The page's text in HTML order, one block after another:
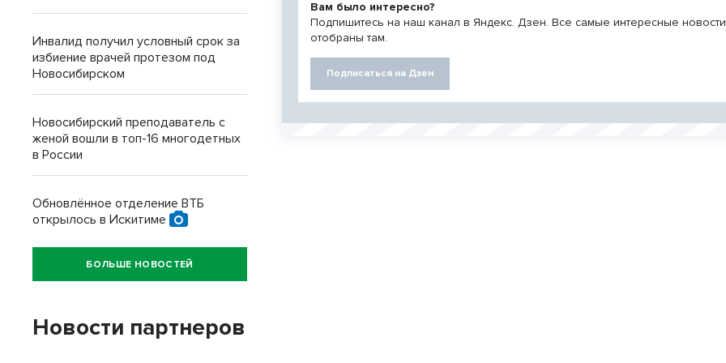
Вам было интересно?
Подпишитесь на наш канал в Яндекс. Дзен. Все самые интересные новости
отобраны там.
Подписаться на Дзен
Инвалид получил условный срок за
избиение врачей протезом под
Новосибирском
Новосибирский преподаватель с
женой вошли в топ-16 многодетных
в России
Обновлённое отделение ВТБ
открылось в Искитиме
БОЛЬШЕ НОВОСТЕЙ
Новости партнеров